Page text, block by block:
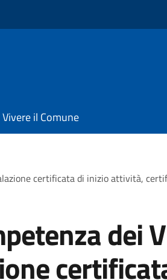
Vivere il Comune
certificata di inizio attività,
dei